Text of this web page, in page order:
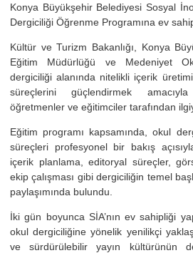
Konya Büyükşehir Belediyesi Sosyal
Dergiciliği Öğrenme Programına ev
Kültür ve Turizm Bakanlığı, Konya
Eğitim Müdürlüğü ve Medeniyet
dergiciliği alanında nitelikli içerik
süreçlerini güçlendirmek
öğretmenler ve eğitimciler tarafından
Eğitim programı kapsamında, okul
süreçleri profesyonel bir bakış
içerik planlama, editoryal süreçler,
ekip çalışması gibi dergiciliğin temel
paylaşımında bulundu.
İki gün boyunca SİA’nın ev sahipliği
okul dergiciliğine yönelik yenilikçi
ve sürdürülebilir yayın kültürünün